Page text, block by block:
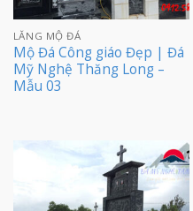
LĂNG MỘ ĐÁ
Mộ Đá Công giáo Đẹp | Đá
Mỹ Nghệ Thăng Long –
Mẫu 03